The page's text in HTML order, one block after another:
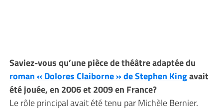
Saviez-vous qu’une pièce de théâtre adaptée du
roman « Dolores Claiborne » de Stephen Kingavait
été jouée, en 2006 et 2009 en France?
Le rôle principal avait été tenu par Michèle Bernier.